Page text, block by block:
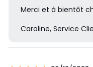
Merci et à bientôt
Caroline, Service